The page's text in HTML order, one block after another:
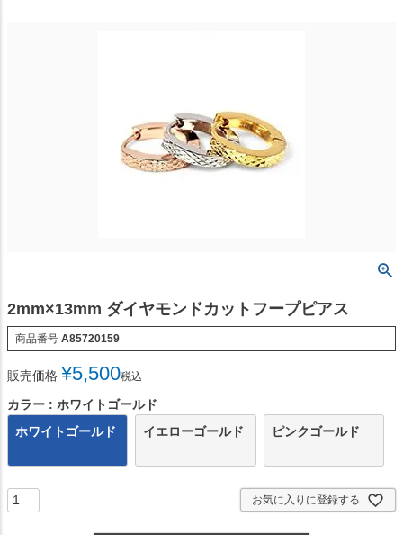
2mm×13mm ダイヤモンドカットフープピアス
商品番号 A85720159
販売価格 ¥5,500税込
カラー
ホワイトゴールド
ホワイトゴールド
イエローゴールド ピンクゴールド
お気に入りに登録する